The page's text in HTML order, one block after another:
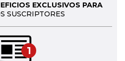
EXCLUSIVOS PARA
SUSCRIPTORES
1